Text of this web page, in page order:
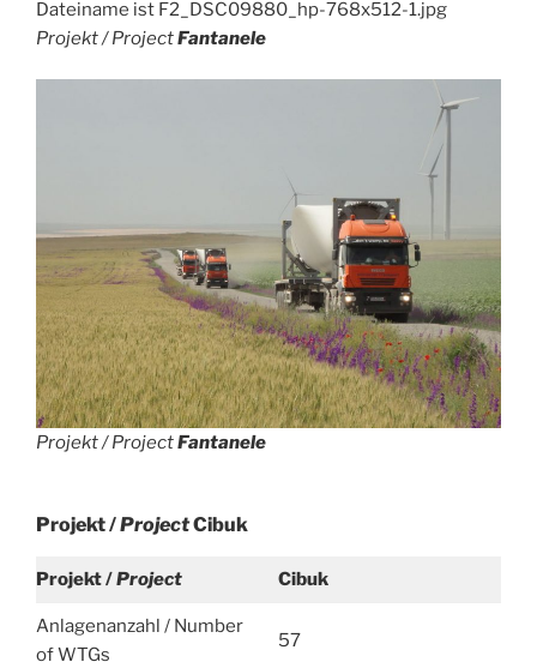
Projekt /ProjectFantanele
Projekt / ProjectFantanele
Projekt /ProjectCibuk
Projekt /Project Cibuk
Anlagenanzahl / Number
of WTGs
57